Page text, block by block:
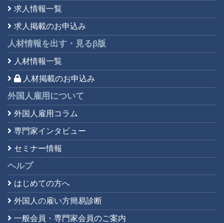
求人情報一覧
求人掲載のお申込み
人材情報を出す・見るβ版
人材情報一覧
人材掲載のお申込み
外国人雇用について
外国人雇用コラム
専門家インタビュー
セミナー情報
ヘルプ
はじめての方へ
外国人の雇い方簡易診断
一般会員・専門家会員のご案内